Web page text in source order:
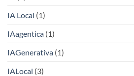
IA Local (1)
IAagentica (1)
IAGenerativa (1)
IALocal (3)